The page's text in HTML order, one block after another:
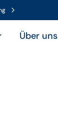
Über uns